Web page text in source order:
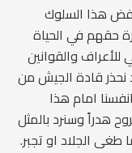
نرفض هذا السلوك
حقهم في الحياة
والقوانين
نحذر قادة الجيش من
امام هذا
هدراً وسنرد بالمثل
طغى الجلاد او تجبر.